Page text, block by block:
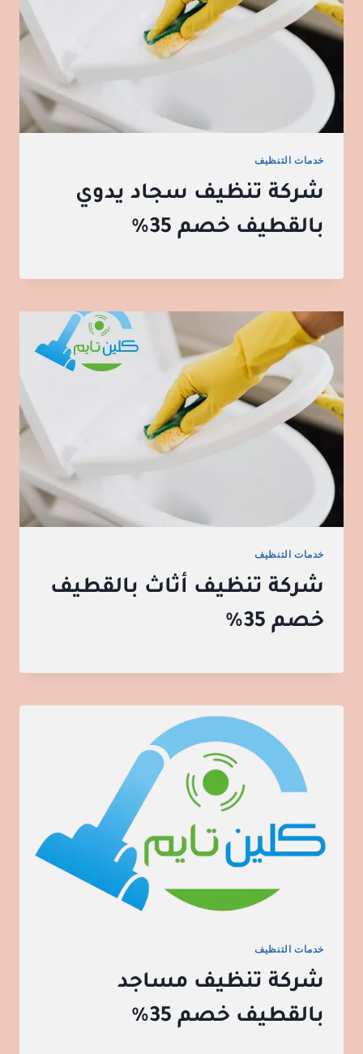
خدمات التنظيف
شركة تنظيف سجاد يدوي
بالقطيف خصم 35%
خدمات التنظيف
شركة تنظيف أثاث بالقطيف
خصم 35%
خدمات التنظيف
شركة تنظيف مساجد
بالقطيف خصم 35%